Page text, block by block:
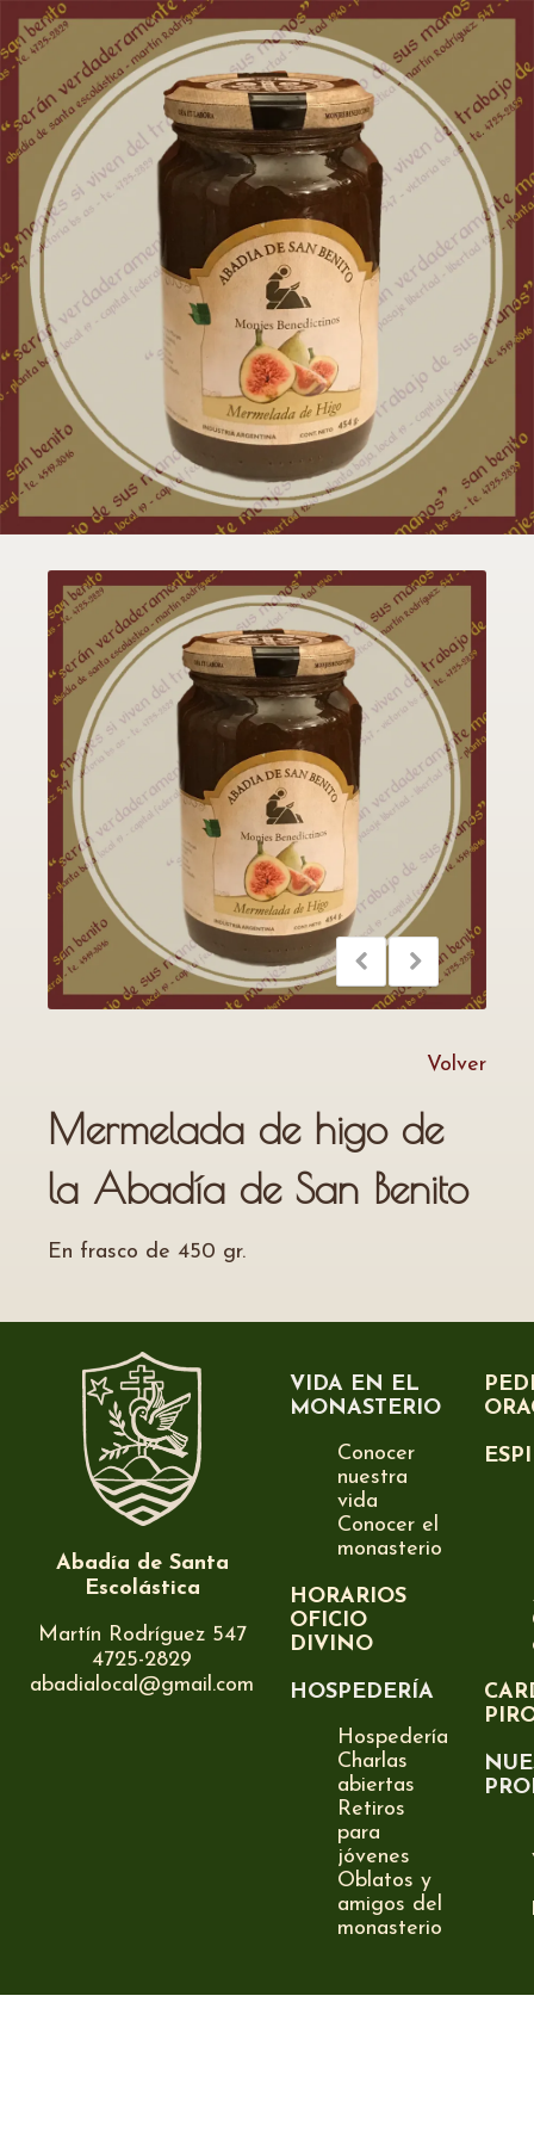
Volver
Mermelada de higo de
la Abadía de San Benito
En frasco de 450 gr.
Abadía de Santa
Escolástica
Martín Rodríguez 547
4725-2829
abadialocal@gmail.com
VIDA EN EL
MONASTERIO
Conocer
nuestra
vida
Conocer el
monasterio
HORARIOS
OFICIO
DIVINO
HOSPEDERÍA
Hospedería
Charlas
abiertas
Retiros
para
jóvenes
Oblatos y
amigos del
monasterio